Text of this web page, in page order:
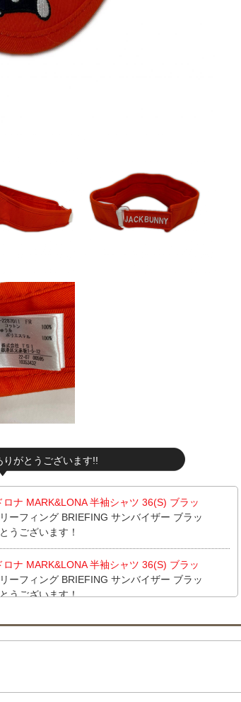
りがとうございます!!
ナ MARK&LONA 半袖シャツ 36(S) ブラッ
ーフィング BRIEFING サンバイザー ブラッ
うございます！
ナ MARK&LONA 半袖シャツ 36(S) ブラッ
ーフィング BRIEFING サンバイザー ブラッ
うございます！
フ le coq sportif 半袖ポロシャツ M ネイビ
コックスポルティフ le coq sportif 半袖ポロ